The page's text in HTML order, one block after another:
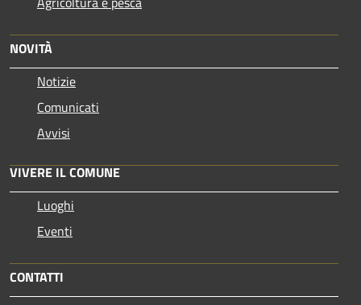
NOVITÀ
Notizie
Comunicati
Avvisi
VIVERE IL COMUNE
Luoghi
Eventi
CONTATTI